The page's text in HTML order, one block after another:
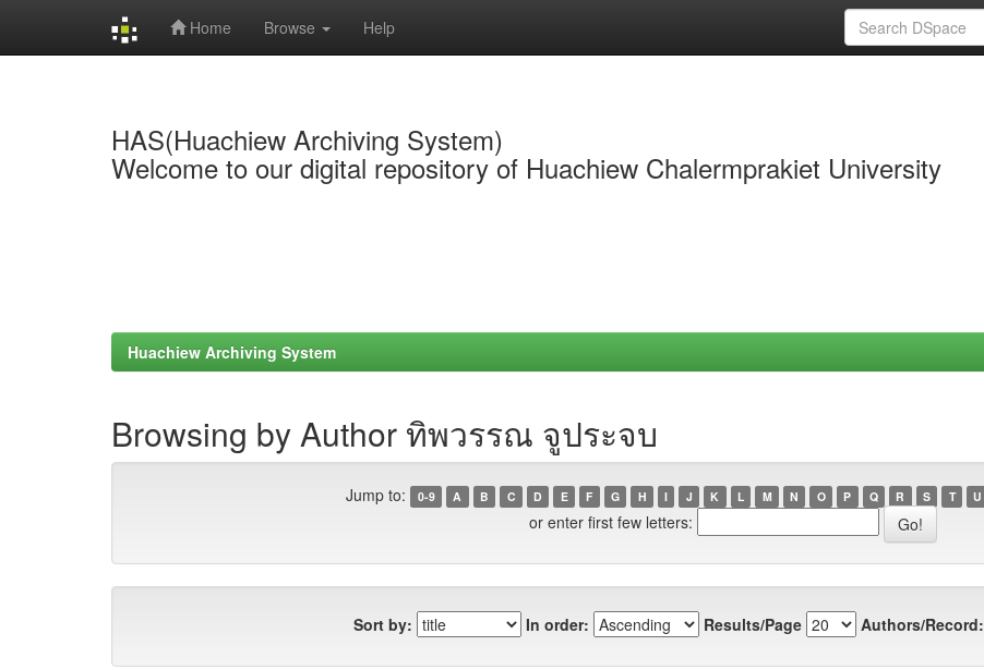
Home Browse Help
HAS(Huachiew Archiving System)
Welcome to our digital repository of Huachiew Chalermprakiet University
Huachiew Archiving System
Browsing by Author ทิพวรรณ จูประจบ
Jump to: 0-9 A B C D E F G H I J K L M N O P Q R S T U
or enter first few letters:
Sort by: In order: Results/Page Authors/Record: